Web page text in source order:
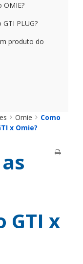
OMIE?
PLUG?
produto do
Omie
Como
x Omie?
GTI x